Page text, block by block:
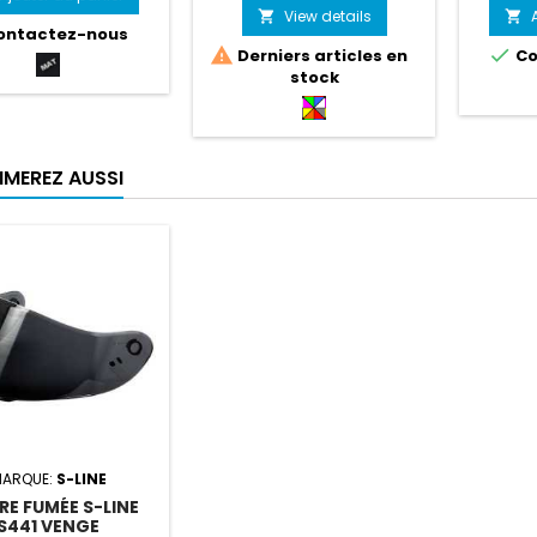
grâce à une
innovatrice
CAD.
nous
Noir
mat
 View details
 Derniers articles en
stock
Multicouleur
écran


AUSSI
S-LINE
FUMÉE S-LINE
VENGE